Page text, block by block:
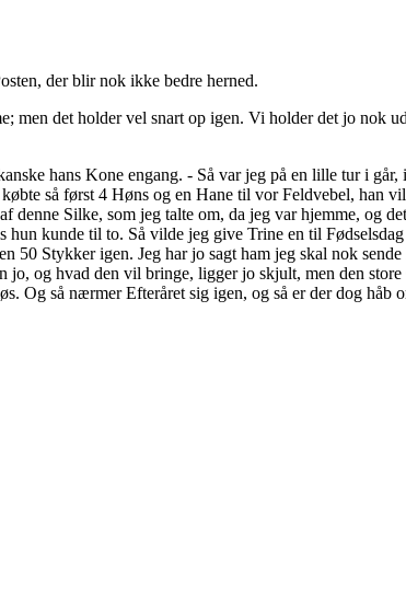
der blir nok ikke bedre herned.
men det holder vel snart op igen. Vi holder det jo nok
hans Kone engang. - Så var jeg på en lille tur i
så først 4 Høns og en Hane til vor Feldvebel, han
Silke, som jeg talte om, da jeg var hjemme, og
kunde til to. Så vilde jeg give Trine en til
Stykker igen. Jeg har jo sagt ham jeg skal nok
og hvad den vil bringe, ligger jo skjult, men den
Og så nærmer Efteråret sig igen, og så er der dog håb